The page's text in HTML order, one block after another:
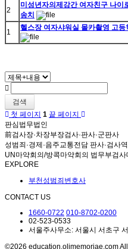
2
미성년자의제강간 여자친구 나이
송치
1
헬스장 여자샤워실 몰카촬영 고등
검색
첫 페이지 1 끝 페이지
판심법무법인
前검사장·차장부장검사·판사·군판사
성범죄·경제·음주교통전담 판사·검사
UN마약회의/방콕마약회의 법무부검
EXPLORE
부천성범죄변호사
CONTACT US
1660-0722 010-8702-0200
02-523-0533
서울주사무소: 서울시 서초구
©2026 education.olimemoriae.com